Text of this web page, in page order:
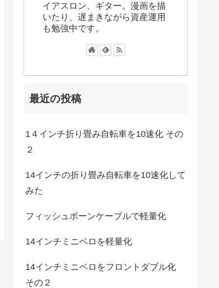
イアスロン、ギター。漫画を描
いたり、遅まきながら資産運用
も勉強中です。
最近の投稿
1４インチ折り畳み自転車を10速化 その
２
14インチの折り畳み自転車を10速化して
みた
フィッシュボーンケーブルで軽量化
14インチミニベロを軽量化
14インチミニベロをフロントダブル化
その２